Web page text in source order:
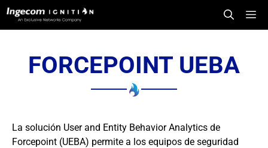
Saltar
FORCEPOINT UEBA
La solución User and Entity Behavior Analytics de
Forcepoint (UEBA) permite a los equipos de seguridad